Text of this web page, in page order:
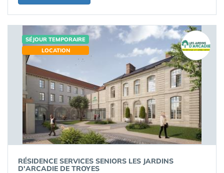
SÉJOUR TEMPORAIRE
LOCATION
RÉSIDENCE SERVICES SENIORS LES JARDINS
D'ARCADIE DE TROYES